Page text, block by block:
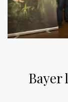
Bayer